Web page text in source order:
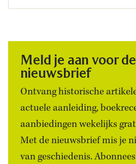
Meld je aan voor de
nieuwsbrief
Ontvang historische
actuele aanleiding,
aanbiedingen wekelijks
Met de nieuwsbrief mis je
van geschiedenis.